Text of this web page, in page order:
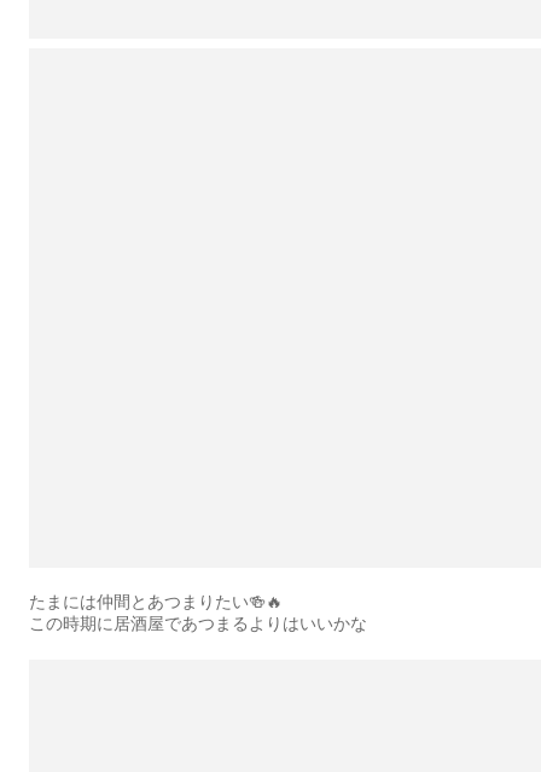
たまには仲間とあつまりたい🍻🔥
この時期に居酒屋であつまるよりはいいかな